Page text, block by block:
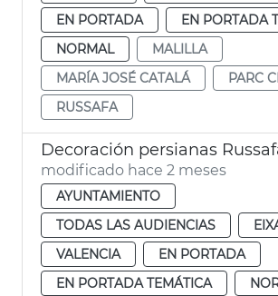
EN PORTADA
EN PORTADA
NORMAL
MALILLA
MARÍA JOSÉ CATALÁ
PARC
RUSSAFA
Decoración persianas
modificado hace 2 meses
AYUNTAMIENTO
TODAS LAS AUDIENCIAS
VALENCIA
EN PORTADA
EN PORTADA TEMÁTICA